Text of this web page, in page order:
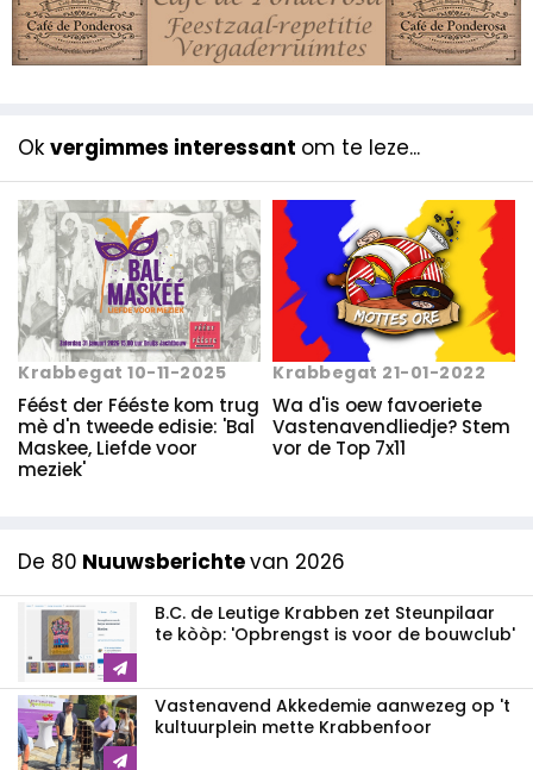
Ok vergimmes interessant om te leze...
Krabbegat 10-11-2025
Féést der Fééste kom trug
mè d'n tweede edisie: 'Bal
Maskee, Liefde voor
meziek'
Krabbegat 21-01-2022
Wa d'is oew favoeriete
Vastenavendliedje? Stem
vor de Top 7x11
De 80 Nuuwsberichtevan 2026
B.C. de Leutige Krabben zet Steunpilaar
te kòòp: 'Opbrengst is voor de bouwclub'
Vastenavend Akkedemie aanwezeg op 't
kultuurplein mette Krabbenfoor